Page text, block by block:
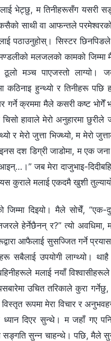
भेट्छु, म तिनीहरूसँग यसरी
साथी वा आफन्तले
पठाउनुहोस्। सिस्टर
मलजलको कामको जिम्‍मा
मञ्‍च पाएजस्तो लाग्यो। जब
कठिनाइ हुन्थ्यो र तिनीहरू
गर्ने क्रममा मैले कसरी कष्ट
चिसो हावाले मेरो अनुहारमा
र मेरो जुत्ता भिज्थ्यो, म मेरो
दश डिग्री जाडोमा, म एक
आइन्…।” जब मेरा दाजुभाइ-
कुराले मलाई एकदमै खुशी
दिइयो। मैले सोचेँ, “एक-
हेर्नेछैनन् र?” त्यो अवधिमा,
आफैलाई सुसज्‍जित गर्ने
सबैलाई उपयोगी लाग्थ्यो।
मलाई नयाँ
उचित तरिकाले कुरा
रूपमा मेरा विचार र
दिएर सुन्थे। म जहाँ गए
सङ्गति सुन्‍न चाहन्थे। पछि, मैले